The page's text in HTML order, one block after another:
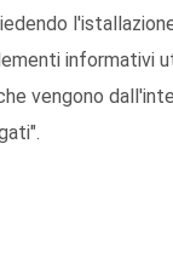
informativi
vengono